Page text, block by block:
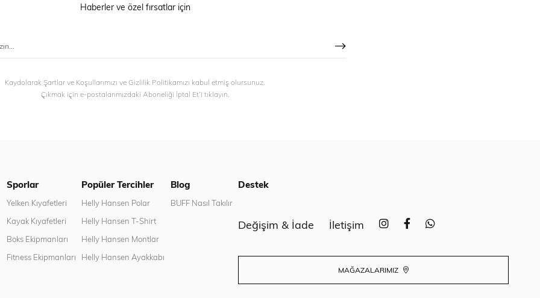
Haberler ve özel fırsatlar için
Kaydolarak Şartlar ve Koşullarımızı ve Gizlilik Politikamızı kabul etmiş olursunuz.
Çıkmak için e-postalarımızdaki Aboneliği İptal Et’i tıklayın.
Sporlar
Yelken Kıyafetleri
Kayak Kıyafetleri
Boks Ekipmanları
Fitness Ekipmanları
Popüler Tercihler
Helly Hansen Polar
Helly Hansen T-Shirt
Helly Hansen Montlar
Helly Hansen Ayakkabı
Blog
BUFF Nasıl Takılır
Destek
Değişim & İade İletişim
MAĞAZALARIMIZ